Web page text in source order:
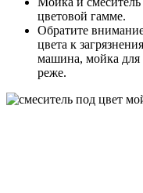
цветовой гамме.
Обратите
цвета к
машина, мойка для
реже.